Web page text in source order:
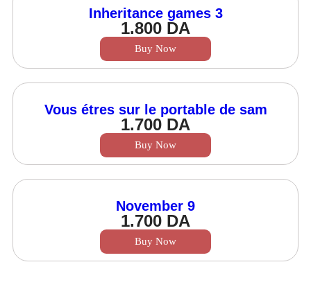
Inheritance games 3
1.800 DA
Buy Now
Vous étres sur le portable de sam
1.700 DA
Buy Now
November 9
1.700 DA
Buy Now